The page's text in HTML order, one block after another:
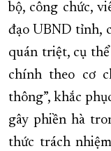
bộ, công chức,
đạo UBND tỉnh,
quán triệt, cụ
chính theo cơ
thông”, khắc
gây phiền hà
thức trách